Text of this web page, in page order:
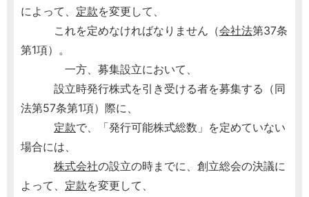
によって、 定款を変更して、
これを定めなければなりません（会社法第37条
第1項）。
一方、募集設立において、
設立時発行株式を引き受ける者を募集する（同
法第57条第1項）際に、
定款で、「発行可能株式総数」を定めていない
場合には、
株式会社の設立の時までに、創立総会の決議に
よって、 定款を変更して、